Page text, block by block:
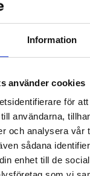
Information
använder cookies
för
användarna,
och analysera vår
sådana
enhet till de
en offert och
Specifikationer